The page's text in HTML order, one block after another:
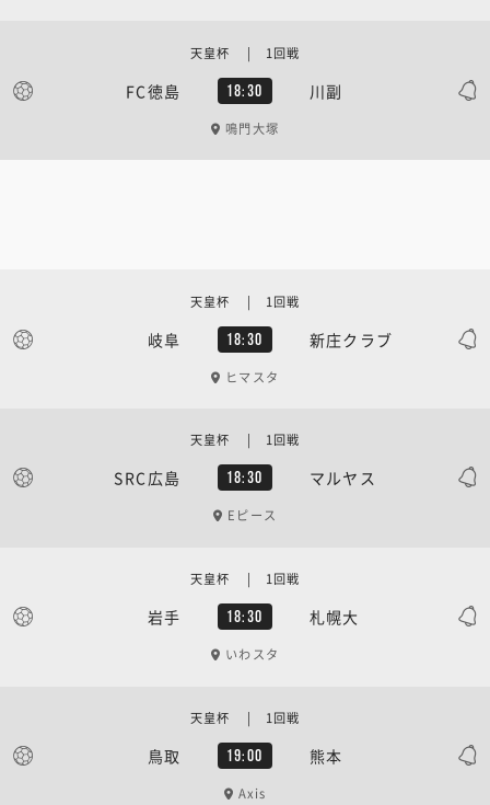
FC徳島 18:30 川副
天皇杯 | 1回戦
鳴門大塚
岐阜 18:30 新庄クラブ
天皇杯 | 1回戦
ヒマスタ
SRC広島 18:30 マルヤス
天皇杯 | 1回戦
Eピース
岩手 18:30 札幌大
天皇杯 | 1回戦
いわスタ
鳥取 19:00 熊本
天皇杯 | 1回戦
Axis